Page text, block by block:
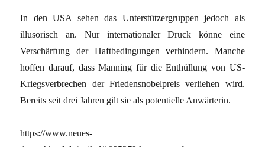
In den USA sehen das Unterstützergruppen jedoch als
illusorisch an. Nur internationaler Druck könne eine
Verschärfung der Haftbedingungen verhindern. Manche
hoffen darauf, dass Manning für die Enthüllung von US-
Kriegsverbrechen der Friedensnobelpreis verliehen wird.
Bereits seit drei Jahren gilt sie als potentielle Anwärterin.
https://www.neues-